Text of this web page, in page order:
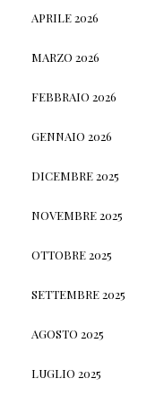
APRILE 2026
MARZO 2026
FEBBRAIO 2026
GENNAIO 2026
DICEMBRE 2025
NOVEMBRE 2025
OTTOBRE 2025
SETTEMBRE 2025
AGOSTO 2025
LUGLIO 2025